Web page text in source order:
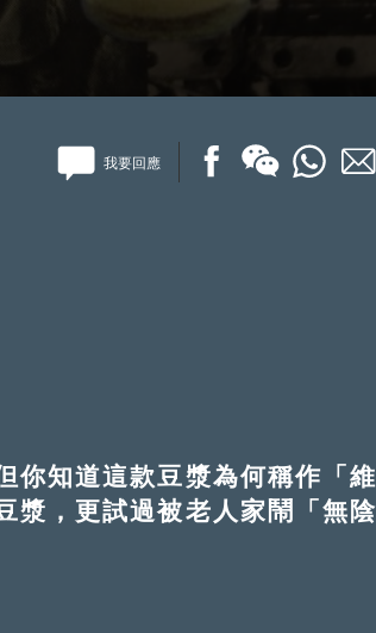
我要回應
你知道這款豆漿為何稱作「維
漿，更試過被老人家鬧「無陰